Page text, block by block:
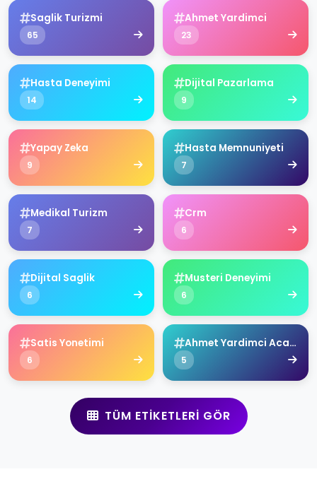
Saglik Turizmi
65
Ahmet Yardimci
23
Hasta Deneyimi
14
Dijital Pazarlama
9
Yapay Zeka
9
Hasta Memnuniyeti
7
Medikal Turizm
7
Crm
6
Dijital Saglik
6
Musteri Deneyimi
6
Satis Yonetimi
6
Ahmet Yardimci Academy
5
TÜM ETIKETLERI GÖR